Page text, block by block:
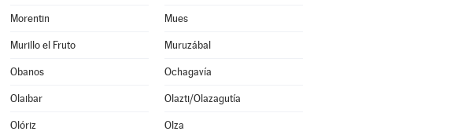
Morentin Mues
Murillo el Fruto Muruzábal
Obanos Ochagavía
Olaibar Olazti/Olazagutía
Olóriz Olza